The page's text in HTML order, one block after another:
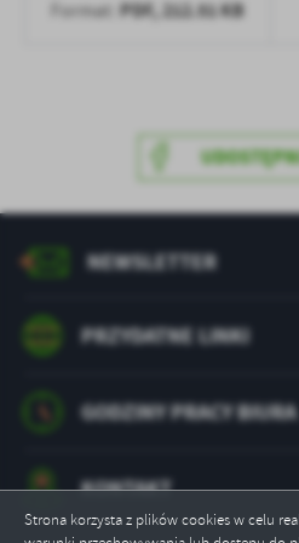
Strona korzysta z plików cookies w celu
Firmy te działają w charakterze
treści w postaci wiadomości, ofert,
Format: PDF, 212.51 KB
PRZYDATNE LINKI
NEWSLETTER
GODZINY PRACY BIURA
KONTAKT